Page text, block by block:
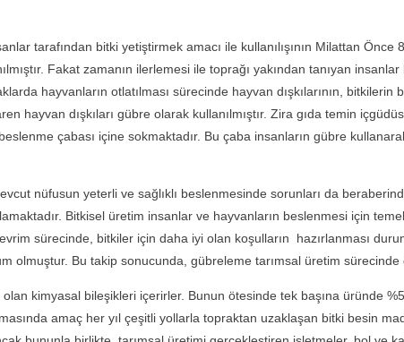
bitki yetiştirmek amacı ile kullanılışının Milattan Önce
Fakat zamanın ilerlemesi ile toprağı yakından tanıyan
hayvanların otlatılması sürecinde hayvan dışkılarının,
hayvan dışkıları gübre olarak kullanılmıştır. Zira gıda temin
çabası içine sokmaktadır. Bu çaba insanların gübre
yeterli ve sağlıklı beslenmesinde sorunları da
Bitkisel üretim insanlar ve hayvanların beslenmesi için
sürecinde, bitkiler için daha iyi olan koşulların hazırlanması
olmuştur. Bu takip sonucunda, gübreleme tarımsal üretim
bileşikleri içerirler. Bunun ötesinde tek başına üründe
amaç her yıl çeşitli yollarla topraktan uzaklaşan bitki besin